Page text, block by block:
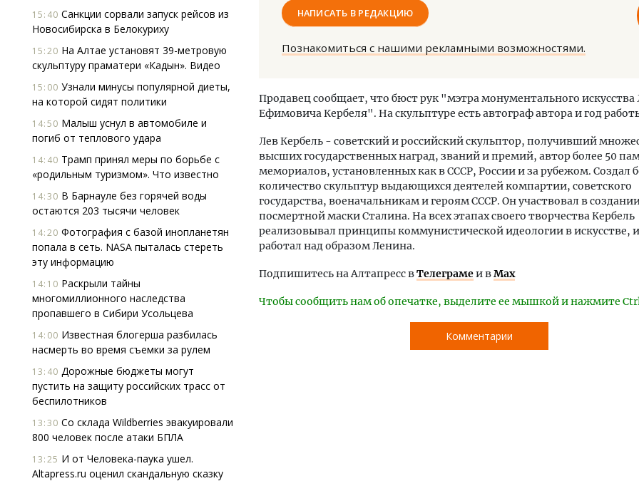
15:40 Санкции сорвали запуск рейсов из
Новосибирска в Белокуриху
15:20 На Алтае установят 39-метровую
скульптуру праматери «Кадын». Видео
15:00 Узнали минусы популярной диеты,
на которой сидят политики
14:50 Малыш уснул в автомобиле и
погиб от теплового удара
14:40 Трамп принял меры по борьбе с
«родильным туризмом». Что известно
14:30 В Барнауле без горячей воды
остаются 203 тысячи человек
14:20 Фотография с базой инопланетян
попала в сеть. NASA пыталась стереть
эту информацию
14:10 Раскрыли тайны
многомиллионного наследства
пропавшего в Сибири Усольцева
14:00 Известная блогерша разбилась
насмерть во время съемки за рулем
13:40 Дорожные бюджеты могут
пустить на защиту российских трасс от
беспилотников
13:30 Со склада Wildberries эвакуировали
800 человек после атаки БПЛА
13:25 И от Человека-паука ушел.
Altapress.ru оценил скандальную сказку
НАПИСАТЬ В РЕДАКЦИЮ
Познакомиться с нашими рекламными возможностями.
Продавец сообщает, что бюст рук "мэтра монументального искусства
Ефимовича Кербеля". На скульптуре есть автограф автора и год
Лев Кербель - советский и российский скульптор, получивший
высших государственных наград, званий и премий, автор более 50
мемориалов, установленных как в СССР, России и за рубежом. Создал
количество скульптур выдающихся деятелей компартии, советского
государства, военачальникам и героям СССР. Он участвовал в
посмертной маски Сталина. На всех этапах своего творчества Кербель
реализовывал принципы коммунистической идеологии в искусстве,
работал над образом Ленина.
Подпишитесь на Алтапресс вТелеграмеи вMax
Чтобы сообщить нам об опечатке, выделите ее мышкой и нажмите
Комментарии
Генеральный директор компании
ЗИАС — об эстетике городов,
СТРОИТЕЛЬСТВО
земли. Мощение
плитами становится
стандартом
СТРОИТЕЛЬСТВО